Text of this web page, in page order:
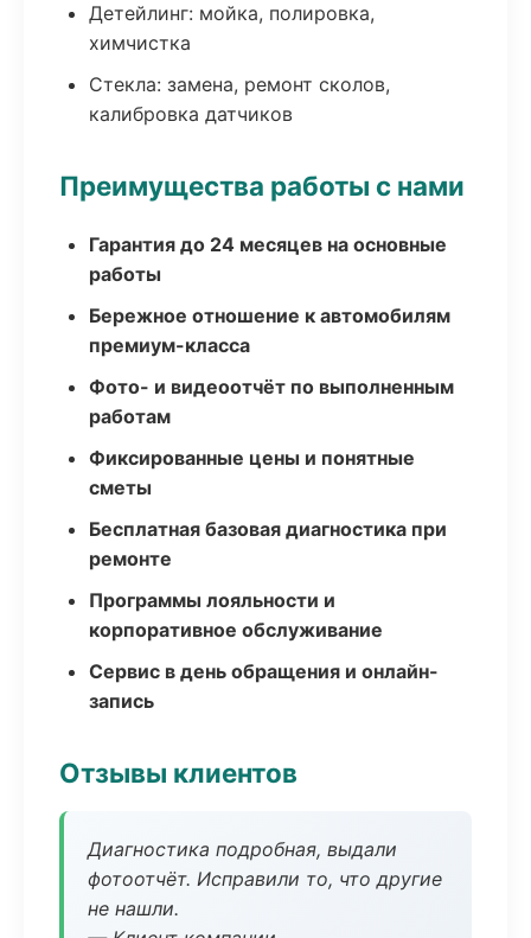
Детейлинг: мойка, полировка,
химчистка
Стекла: замена, ремонт сколов,
калибровка датчиков
Преимущества работы с нами
Гарантия до 24 месяцев на основные
работы
Бережное отношение к автомобилям
премиум-класса
Фото- и видеоотчёт по выполненным
работам
Фиксированные цены и понятные
сметы
Бесплатная базовая диагностика при
ремонте
Программы лояльности и
корпоративное обслуживание
Сервис в день обращения и онлайн-
запись
Отзывы клиентов
Диагностика подробная, выдали
фотоотчёт. Исправили то, что другие
не нашли.